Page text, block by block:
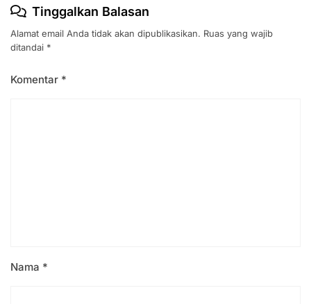
Tinggalkan Balasan
Alamat email Anda tidak akan dipublikasikan. Ruas yang wajib
ditandai *
Komentar *
Nama *